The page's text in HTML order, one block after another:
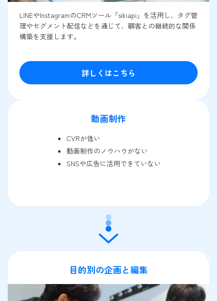
LINEやInstagramのCRMツール「sikiapi」を活用し、タグ管
理やセグメント配信などを通じて、顧客との継続的な関係
構築を支援します。
詳しくはこちら
動画制作
CVRが低い
動画制作のノウハウがない
SNSや広告に活用できていない
目的別の企画と編集